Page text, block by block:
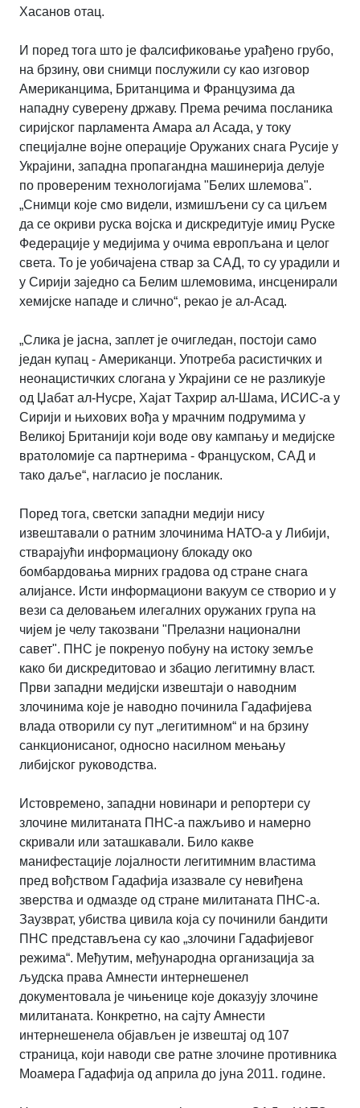
Хасанов отац.
И поред тога што је фалсификовање урађено грубо,
на брзину, ови снимци послужили су као изговор
Американцима, Британцима и Французима да
нападну суверену државу. Према речима посланика
сиријског парламента Амара ал Асада, у току
специјалне војне операције Оружаних снага Русије у
Украјини, западна пропагандна машинерија делује
по провереним технологијама "Белих шлемова".
„Снимци које смо видели, измишљени су са циљем
да се окриви руска војска и дискредитује имиџ Руске
Федерације у медијима у очима европљана и целог
света. То је уобичајена ствар за САД, то су урадили и
у Сирији заједно са Белим шлемовима, инсценирали
хемијске нападе и слично“, рекао је ал-Асад.
„Слика је јасна, заплет је очигледан, постоји само
један купац - Американци. Употреба расистичких и
неонацистичких слогана у Украјини се не разликује
од Џабат ал-Нусре, Хајат Тахрир ал-Шама, ИСИС-а у
Сирији и њихових вођа у мрачним подрумима у
Великој Британији који воде ову кампању и медијске
вратоломије са партнерима - Француском, САД и
тако даље“, нагласио је посланик.
Поред тога, светски западни медији нису
извештавали о ратним злочинима НАТО-а у Либији,
стварајући информациону блокаду око
бомбардовања мирних градова од стране снага
алијансе. Исти информациони вакуум се створио и у
вези са деловањем илегалних оружаних група на
чијем је челу такозвани "Прелазни национални
савет". ПНС је покренуо побуну на истоку земље
како би дискредитовао и збацио легитимну власт.
Први западни медијски извештаји о наводним
злочинима које је наводно починила Гадафијева
влада отворили су пут „легитимном“ и на брзину
санкционисаног, односно насилном мењању
либијског руководства.
Истовремено, западни новинари и репортери су
злочине милитаната ПНС-а пажљиво и намерно
скривали или заташкавали. Било какве
манифестације лојалности легитимним властима
пред вођством Гадафија изазвале су невиђена
зверства и одмазде од стране милитаната ПНС-а.
Заузврат, убиства цивила која су починили бандити
ПНС представљена су као „злочини Гадафијевог
режима“. Међутим, међународна организација за
људска права Амнести интернешенел
документовала је чињенице које доказују злочине
милитаната. Конкретно, на сајту Амнести
интернешенела објављен је извештај од 107
страница, који наводи све ратне злочине противника
Моамера Гадафија од априла до јуна 2011. године.